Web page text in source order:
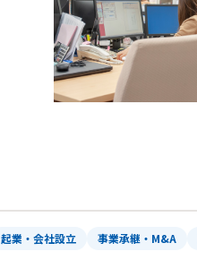
起業・会社設立 事業承継・M&A